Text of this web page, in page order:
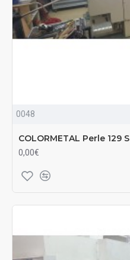
0048
COLORMETAL Perle 129 S
0,00€